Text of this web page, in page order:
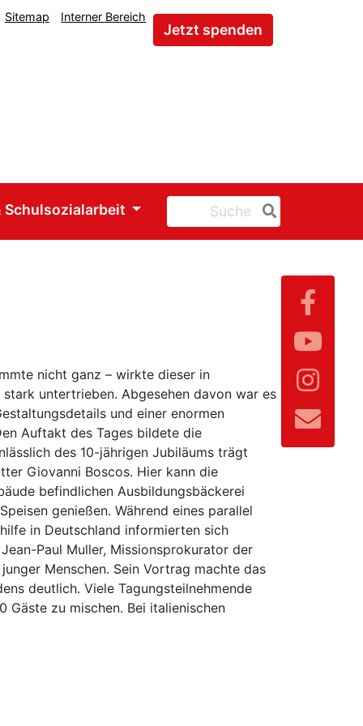
Sitemap Interner Bereich
Jetzt spenden
Schulsozialarbeit
nicht ganz – wirkte dieser in
untertrieben. Abgesehen davon war es
und einer enormen
Auftakt des Tages bildete die
des 10-jährigen Jubiläums trägt
Giovanni Boscos. Hier kann die
befindlichen Ausbildungsbäckerei
genießen. Während eines parallel
in Deutschland informierten sich
Paul Muller, Missionsprokurator der
Menschen. Sein Vortrag machte das
deutlich. Viele Tagungsteilnehmende
zu mischen. Bei italienischen